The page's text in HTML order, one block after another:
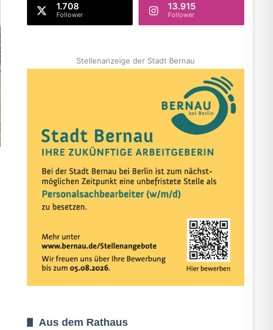
1.708
Follower
13.915
Follower
Stellenanzeige der Stadt Bernau
Aus dem Rathaus